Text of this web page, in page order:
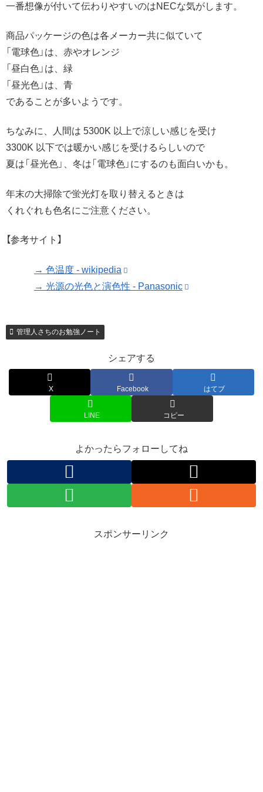
一番想像が付いて伝わりやすいのはNECな気がします。
商品パッケージの色は各メーカー共に似ていて
「電球色」は、赤やオレンジ
「昼白色」は、緑
「昼光色」は、青
であることが多いようです。
ちなみに、人間は 5300K 以上で涼しい感じを受け
3300K 以下では暖かい感じを受けるらしいので
夏は「昼光色」、冬は「電球色」にするのも面白いかも。
年末の大掃除で蛍光灯を取り替えるときは
くれぐれも色名にご注意ください。
【参考サイト】
→ 色温度 - wikipedia
→ 光源の光色と演色性 - Panasonic
管理人さちのお勉強ノート
シェアする
X Facebook はてブ
LINE コピー
よかったらフォローしてね
スポンサーリンク